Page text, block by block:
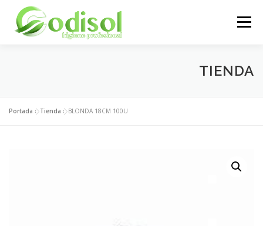
contenido
Menú
ÁREA CLIENTES CONTACTO
TIENDA
Portada »Tienda »BLONDA 18CM 100U